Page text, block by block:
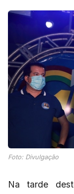
Foto: Divulgação
Na tarde